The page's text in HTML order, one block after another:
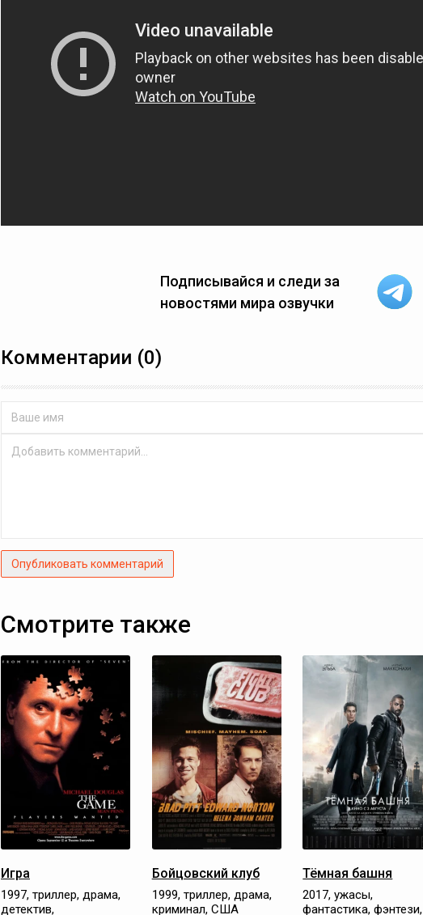
Подписывайся и следи за
новостями мира озвучки
Комментарии (0)
Опубликовать комментарий
Смотрите также
Игра
1997, триллер, драма,
детектив,
Бойцовский клуб
1999, триллер, драма,
криминал, США
Тёмная башня
2017, ужасы,
фантастика, фэнтези,